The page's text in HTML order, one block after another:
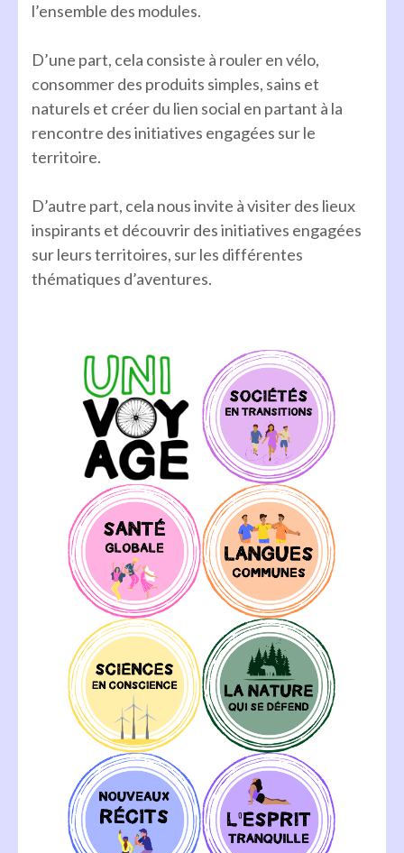
l’ensemble des modules.
D’une part, cela consiste à rouler en vélo,
consommer des produits simples, sains et
naturels et créer du lien social en partant à la
rencontre des initiatives engagées sur le
territoire.
D’autre part, cela nous invite à visiter des lieux
inspirants et découvrir des initiatives engagées
sur leurs territoires, sur les différentes
thématiques d’aventures.